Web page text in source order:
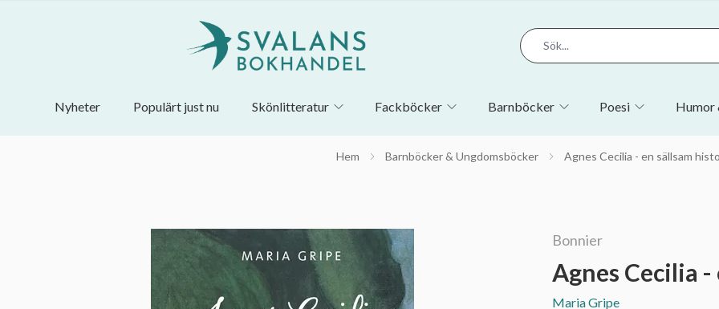
Nyheter Populärt just nu Skönlitteratur Fackböcker Barnböcker Poesi Humor
Hem Barnböcker & Ungdomsböcker Agnes Cecilia - en sällsam
Bonnier
Agnes Cecilia
Maria Gripe